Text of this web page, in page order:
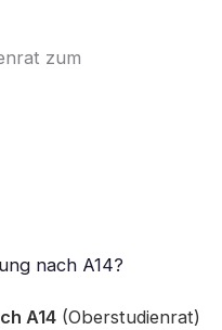
zum
nach A14?
A14 (Oberstudienrat)